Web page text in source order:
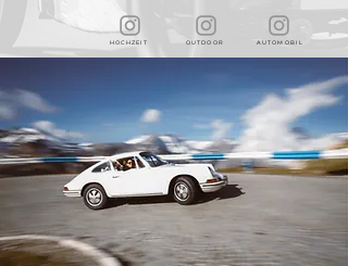
O U T D O O R A U T O M O B I L
HOCHZEIT